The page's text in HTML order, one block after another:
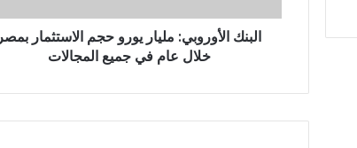
البنك الأوروبي: مليار يورو حجم الاستثمار بمصر
خلال عام في جميع المجالات